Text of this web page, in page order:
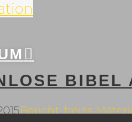
BIBEL
Bericht,freies